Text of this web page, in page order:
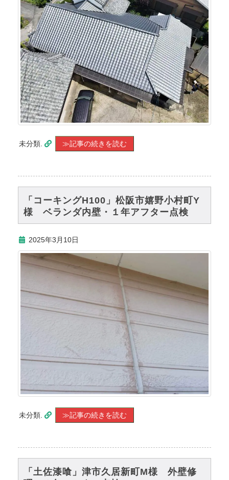
未分類. ≫記事の続きを読む
「コーキングH100」松阪市嬉野小村町Y
様 ベランダ内壁・１年アフター点検
2025年3月10日
未分類. ≫記事の続きを読む
「土佐漆喰」津市久居新町M様 外壁修